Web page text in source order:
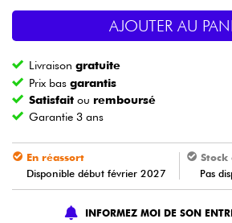
Batteries & Percu
Vents
Violons & Quatuor
Eveil Musical
Câbles & Access.
AJOUTER AU
Livraisongratuite
Prix basgarantis
Satisfait ou remboursé
Garantie 3 ans
En réassort
Disponible début février 2027
Stock
Pas
INFORMEZ MOI DE SON